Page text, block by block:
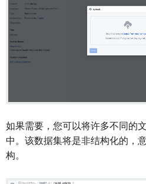
如果需要，您可以将许多不同的
中。该数据集将是非结构化的，
构。